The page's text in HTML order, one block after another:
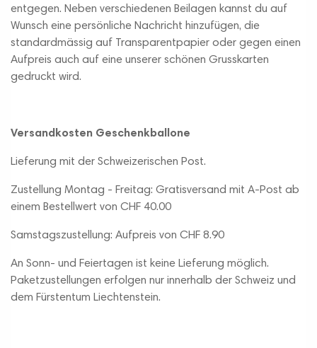
entgegen. Neben verschiedenen Beilagen kannst du auf
Wunsch eine persönliche Nachricht hinzufügen, die
standardmässig auf Transparentpapier oder gegen einen
Aufpreis auch auf eine unserer schönen Grusskarten
gedruckt wird.
Versandkosten Geschenkballone
Lieferung mit der Schweizerischen Post.
Zustellung Montag - Freitag: Gratisversand mit A-Post ab
einem Bestellwert von CHF 40.00
Samstagszustellung: Aufpreis von CHF 8.90
An Sonn- und Feiertagen ist keine Lieferung möglich.
Paketzustellungen erfolgen nur innerhalb der Schweiz und
dem Fürstentum Liechtenstein.